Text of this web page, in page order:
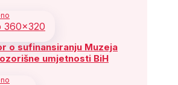
o sufinansiranju Muzeja
umjetnosti BiH